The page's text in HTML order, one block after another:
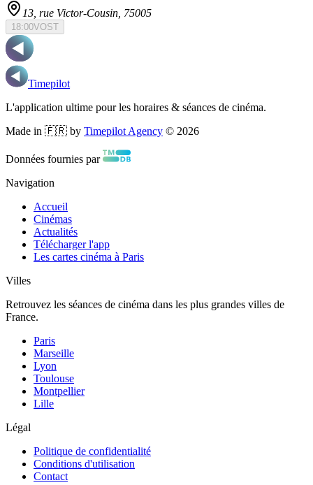
13, rue Victor-Cousin , 75005
18:00VOST
Timepilot
L'application ultime pour les horaires & séances de cinéma.
Made in 🇫🇷 by Timepilot Agency © 2026
Données fournies par
Navigation
Accueil
Cinémas
Actualités
Télécharger l'app
Les cartes cinéma à Paris
Villes
Retrouvez les séances de cinéma dans les plus grandes villes de
France.
Paris
Marseille
Lyon
Toulouse
Montpellier
Lille
Légal
Politique de confidentialité
Conditions d'utilisation
Contact